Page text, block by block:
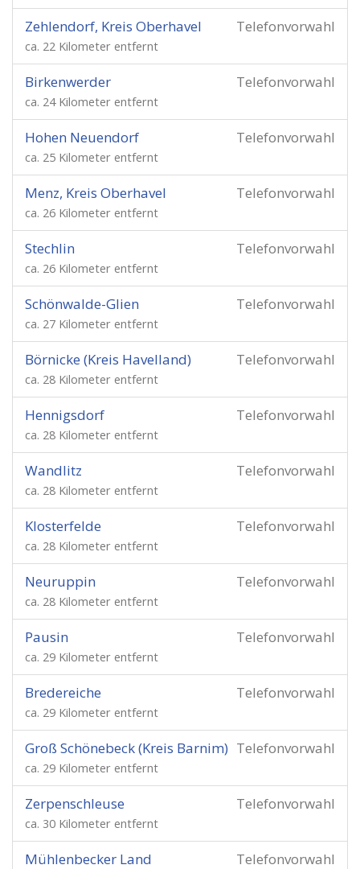
Telefonvorwahl
Zehlendorf, Kreis Oberhavel
ca. 22 Kilometer entfernt
Telefonvorwahl
Birkenwerder
ca. 24 Kilometer entfernt
Telefonvorwahl
Hohen Neuendorf
ca. 25 Kilometer entfernt
Telefonvorwahl
Menz, Kreis Oberhavel
ca. 26 Kilometer entfernt
Telefonvorwahl
Stechlin
ca. 26 Kilometer entfernt
Telefonvorwahl
Schönwalde-Glien
ca. 27 Kilometer entfernt
Telefonvorwahl
Börnicke (Kreis Havelland)
ca. 28 Kilometer entfernt
Telefonvorwahl
Hennigsdorf
ca. 28 Kilometer entfernt
Telefonvorwahl
Wandlitz
ca. 28 Kilometer entfernt
Telefonvorwahl
Klosterfelde
ca. 28 Kilometer entfernt
Telefonvorwahl
Neuruppin
ca. 28 Kilometer entfernt
Telefonvorwahl
Pausin
ca. 29 Kilometer entfernt
Telefonvorwahl
Bredereiche
ca. 29 Kilometer entfernt
Telefonvorwahl
Groß Schönebeck (Kreis Barnim)
ca. 29 Kilometer entfernt
Telefonvorwahl
Zerpenschleuse
ca. 30 Kilometer entfernt
Telefonvorwahl
Mühlenbecker Land